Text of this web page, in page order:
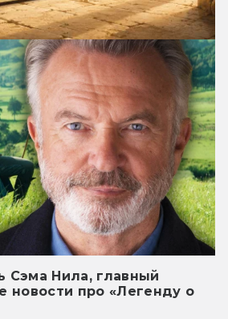
Сэма Нила, главный
новости про «Легенду о